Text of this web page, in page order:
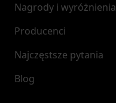
Nagrody i wyróżnienia
Producenci
Najczęstsze pytania
Blog